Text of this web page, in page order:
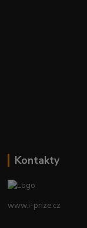
Kontakty
www.i-prize.cz